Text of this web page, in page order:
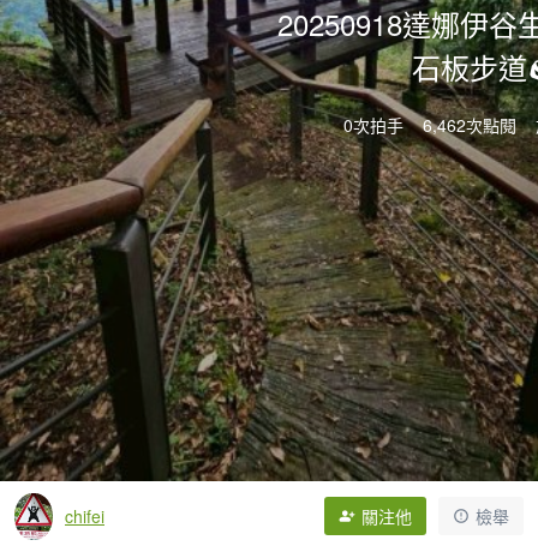
20250918達娜伊谷
石板步道
0次拍手 6,462次點閱
chifei 關注他 檢舉